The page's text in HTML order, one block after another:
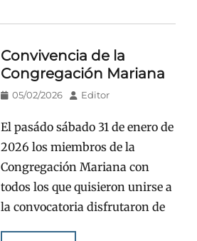
Convivencia de la
Congregación Mariana
Publicado
05/02/2026 AutorEditor
El pasádo sábado 31 de enero de
2026 los miembros de la
Congregación Mariana con
todos los que quisieron unirse a
la convocatoria disfrutaron de